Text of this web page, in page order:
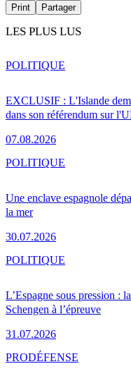
Print Partager
LES PLUS LUS
EXCLUSIF : L'Islande
dans son référendum sur
07.08.2026
POLITIQUE
Une enclave espagnole
la mer
30.07.2026
POLITIQUE
L’Espagne sous pression :
Schengen à l’épreuve
31.07.2026
POLITIQUE
PRODÉFENSE